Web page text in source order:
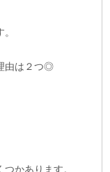
由は２つ◎
かあります。